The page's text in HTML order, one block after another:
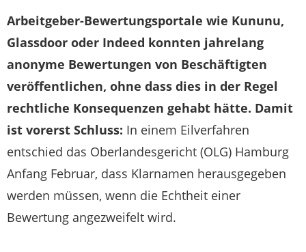
Arbeitgeber-Bewertungsportale wie Kununu,
Glassdoor oder Indeed konnten jahrelang
anonyme Bewertungen von Beschäftigten
veröffentlichen, ohne dass dies in der Regel
rechtliche Konsequenzen gehabt hätte. Damit
ist vorerst Schluss: In einem Eilverfahren
entschied das Oberlandesgericht (OLG) Hamburg
Anfang Februar, dass Klarnamen herausgegeben
werden müssen, wenn die Echtheit einer
Bewertung angezweifelt wird.